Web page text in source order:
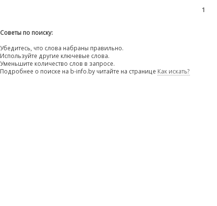
1
Советы по поиску:
Убедитесь, что слова набраны правильно.
Используйте другие ключевые слова.
Уменьшите количество слов в запросе.
Подробнее о поиске на b-info.by читайте на странице Как искать?